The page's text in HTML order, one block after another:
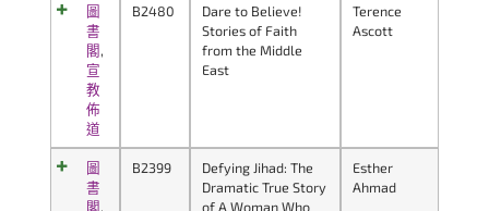
圖
書
閣,
宣
教
佈
道
B2480
Dare to Believe!
Stories of Faith
from the Middle
East
Terence
Ascott
圖
書
閣,
B2399
Defying Jihad: The
Dramatic True Story
of A Woman Who
Esther
Ahmad